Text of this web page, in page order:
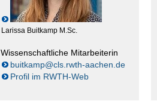
Larissa Buitkamp M.Sc.
Wissenschaftliche Mitarbeiterin
buitkamp@cls.rwth-aachen.de
Profil im RWTH-Web